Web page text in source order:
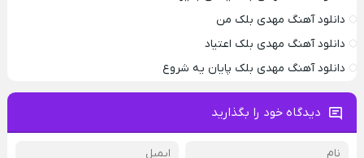
دانلود آهنگ مهدی بلک من
دانلود آهنگ مهدی بلک اعتیاد
دانلود آهنگ مهدی بلک پایان یه شروع
دیدگاه خود را بگذارید